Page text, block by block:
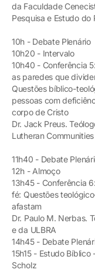
da Faculdade
Pesquisa e Estudo do
10h - Debate Plenário
10h20 - Intervalo
10h40 - Conferência
as paredes que
Questões bíblico-
pessoas com
corpo de Cristo
Dr. Jack Preus.
Lutheran Communities
11h40 - Debate
12h - Almoço
13h45 - Conferência
fé: Questões
afastam
Dr. Paulo M. Nerbas.
e da ULBRA
14h45 - Debate
15h15 - Estudo
Scholz